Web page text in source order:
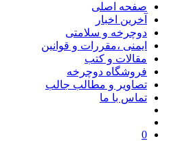
صفحه اصلی
آخرین اخبار
دوچرخه و سلامتی
ایمنی ،مقررات و قوانین
مقالات و کتب
فروشگاه دوچرخه
تصاویر و مطالب جالب
تماس با ما
0